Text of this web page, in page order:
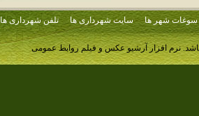
سوغات شهر ها سایت شهرداری ها تلفن شهرداری ها
نرم افزار آرشیو عکس و فیلم روابط عمومی